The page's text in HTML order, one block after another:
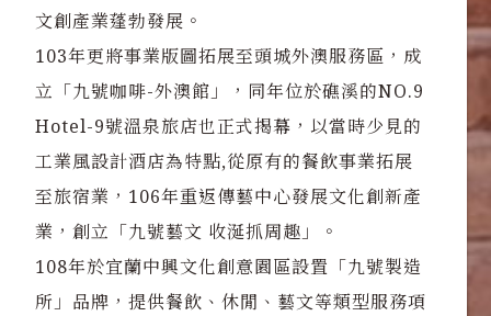
文創產業蓬勃發展。
103年更將事業版圖拓展至頭城外澳服務區，成
立「九號咖啡-外澳館」，同年位於礁溪的NO.9
Hotel-9號溫泉旅店也正式揭幕，以當時少見的
工業風設計酒店為特點,從原有的餐飲事業拓展
至旅宿業，106年重返傳藝中心發展文化創新產
業，創立「九號藝文 收涎抓周趣」。
108年於宜蘭中興文化創意園區設置「九號製造
所」品牌，提供餐飲、休閒、藝文等類型服務項